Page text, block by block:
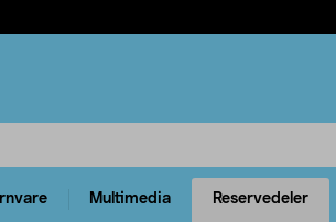
Multimedia Reservedeler